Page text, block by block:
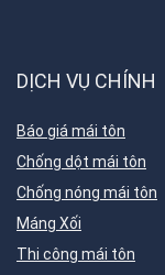
DỊCH VỤ CHÍNH
Báo giá mái tôn
Chống dột mái tôn
Chống nóng mái tôn
Máng Xối
Thi công mái tôn